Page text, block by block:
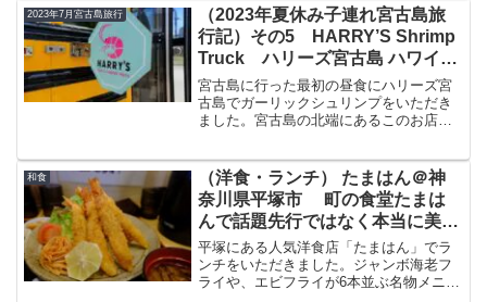
回はこの大松園の焼肉についてブログで
紹介したいと思います。小...
2023年7月宮古島旅行
（2023年夏休み子連れ宮古島旅
行記）その5 HARRY’S Shrimp
Truck ハリーズ宮古島 ハワイノ
ースショア名物ガーリックシュリ
ンプ
宮古島に行った最初の昼食にハリーズ宮
古島でガーリックシュリンプをいただき
ました。宮古島の北端にあるこのお店
ンプがいただけるお店です。今回はこの
ハリーズ宮古島の場所・アクセス、混雑
状況、料理をブログで紹介したいと思い
ます。
和食
（洋食・ランチ） たまはん＠神
奈川県平塚市 町の食堂たまは
んで話題先行ではなく本当に美味
しい海老フライパラダイスを堪能
平塚にある人気洋食店「たまはん」でラ
ンチをいただきました。ジャンボ海老フ
ライや、エビフライが6本並ぶ名物メニュ